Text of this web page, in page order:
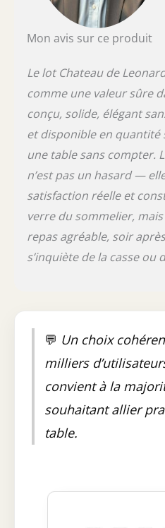
Mon avis sur ce produit
Le lot Chateau de
comme une valeur sûre
conçu, solide, élégant
et disponible en
une table sans compter.
n’est pas un hasard —
satisfaction réelle et
verre du sommelier,
repas agréable, soir
s’inquiète de la casse ou
💬 Un choix
milliers
convient à la
souhaitant allier
table.